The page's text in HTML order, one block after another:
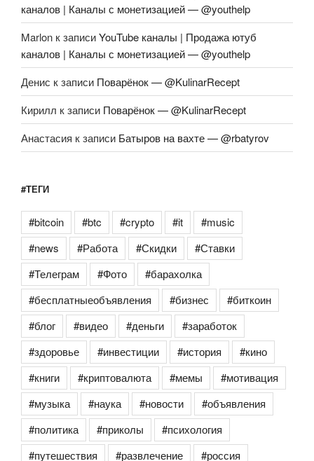
каналов | Каналы с монетизацией — @youthelp
Marlon к записиYouTube каналы | Продажа ютуб
каналов | Каналы с монетизацией — @youthelp
Денис к записи Поварёнок — @KulinarRecept
Кирилл к записи Поварёнок — @KulinarRecept
Анастасия к записи Батыров на вахте — @rbatyrov
#ТЕГИ
#bitcoin #btc #crypto #it
#music
#news
#Работа #Скидки
#Ставки
#Телеграм
#Фото
#барахолка
#бесплатныеобъявления
#бизнес
#биткоин
#блог
#видео #деньги
#заработок
#здоровье
#инвестиции #история
#кино
#книги
#криптовалюта #мемы
#мотивация
#музыка
#наука #новости
#объявления
#политика
#приколы
#психология
#путешествия
#развлечение
#россия